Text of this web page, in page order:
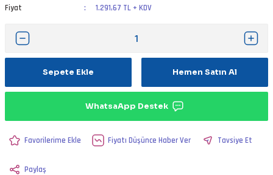
Fiyat
1.291,67 TL + KDV
Sepete Ekle Hemen Satın Al
WhatsaApp Destek
Fiyatı Düşünce Haber Ver Tavsiye Et
Paylaş